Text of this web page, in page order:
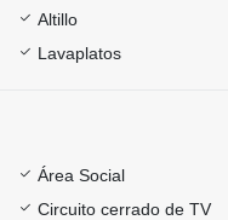
Altillo
Lavaplatos
Área Social
Circuito cerrado de TV